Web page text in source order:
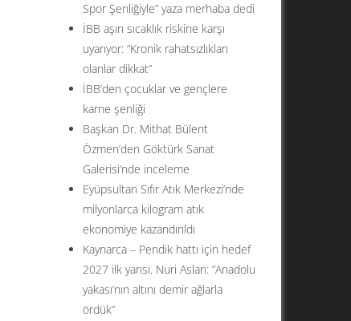
Spor Şenliğiyle” yaza merhaba dedi
İBB aşırı sıcaklık riskine karşı
uyarıyor: ”Kronik rahatsızlıkları
olanlar dikkat”
İBB’den çocuklar ve gençlere
karne şenliği
Başkan Dr. Mithat Bülent
Özmen’den Göktürk Sanat
Galerisi’nde inceleme
Eyüpsultan Sıfır Atık Merkezi’nde
milyonlarca kilogram atık
ekonomiye kazandırıldı
Kaynarca – Pendik hattı için hedef
2027 ilk yarısı. Nuri Aslan: ”Anadolu
yakası’nın altını demir ağlarla
ördük”